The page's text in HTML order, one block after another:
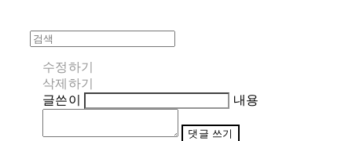
수정하기
삭제하기
글쓴이
내용
댓글 쓰기